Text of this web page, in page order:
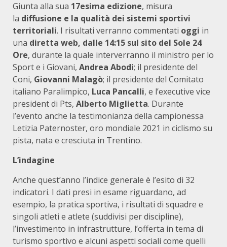
Giunta alla sua 17esima edizione, misura
la diffusione e la qualità dei sistemi sportivi
territoriali. I risultati verranno commentati oggi in
una diretta web, dalle 14:15 sul sito del Sole 24
Ore, durante la quale interverranno il ministro per lo
Sport e i Giovani, Andrea Abodi; il presidente del
Coni, Giovanni Malagò; il presidente del Comitato
italiano Paralimpico, Luca Pancalli, e l’executive vice
president di Pts, Alberto Miglietta. Durante
l’evento anche la testimonianza della campionessa
Letizia Paternoster, oro mondiale 2021 in ciclismo su
pista, nata e cresciuta in Trentino.
L’indagine
Anche quest’anno l’indice generale è l’esito di 32
indicatori. I dati presi in esame riguardano, ad
esempio, la pratica sportiva, i risultati di squadre e
singoli atleti e atlete (suddivisi per discipline),
l’investimento in infrastrutture, l’offerta in tema di
turismo sportivo e alcuni aspetti sociali come quelli